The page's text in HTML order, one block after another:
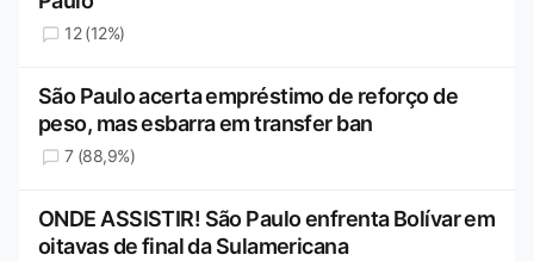
12 (12%)
São Paulo acerta empréstimo de reforço de
peso, mas esbarra em transfer ban
7 (88,9%)
ONDE ASSISTIR! São Paulo enfrenta Bolívar em
oitavas de final da Sulamericana